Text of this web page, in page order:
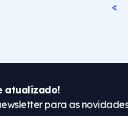
<
atualizado!
para as